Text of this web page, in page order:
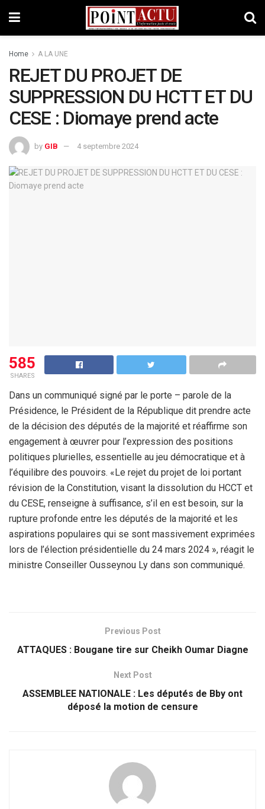
Home A LA UNE
REJET DU PROJET DE
SUPPRESSION DU HCTT ET DU
CESE : Diomaye prend acte
by GIB 4 septembre 2024
585
SHARES
Dans un communiqué signé par le porte – parole de la
Présidence, le Président de la République dit prendre acte
de la décision des députés de la majorité et réaffirme son
engagement à œuvrer pour l’expression des positions
politiques plurielles, essentielle au jeu démocratique et à
l’équilibre des pouvoirs. «Le rejet du projet de loi portant
révision de la Constitution, visant la dissolution du HCCT et
du CESE, renseigne à suffisance, s’il en est besoin, sur la
rupture profonde entre les députés de la majorité et les
aspirations populaires qui se sont massivement exprimées
lors de l’élection présidentielle du 24 mars 2024 », réagit le
ministre Conseiller Ousseynou Ly dans son communiqué.
Previous Post
ATTAQUES : Bougane tire sur Cheikh Oumar Diagne
Next Post
ASSEMBLEE NATIONALE : Les députés de Bby ont
déposé la motion de censure